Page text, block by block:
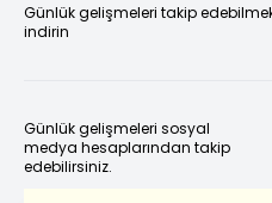
Günlük gelişmeleri takip
indirin
Günlük gelişmeleri sosyal
medya hesaplarından takip
edebilirsiniz.